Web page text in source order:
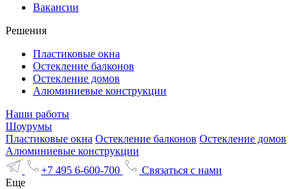
Вакансии
Решения
Пластиковые окна
Остекление балконов
Остекление домов
Алюминиевые конструкции
Наши работы
Шоурумы
Пластиковые окна Остекление балконов Остекление домов
Алюминиевые конструкции
+7 495 6-600-700
Связаться с нами
Еще